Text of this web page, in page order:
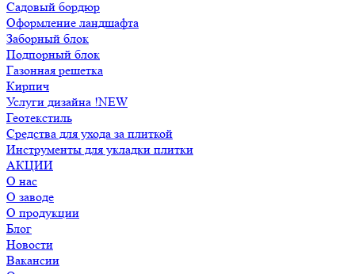
Садовый бордюр
Оформление ландшафта
Заборный блок
Подпорный блок
Газонная решетка
Кирпич
Услуги дизайна !NEW
Геотекстиль
Средства для ухода за плиткой
Инструменты для укладки плитки
АКЦИИ
О нас
О заводе
О продукции
Блог
Новости
Вакансии